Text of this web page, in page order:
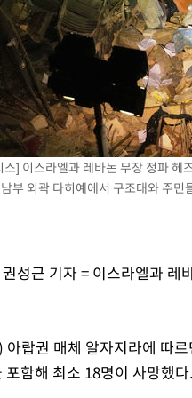
] 이스라엘과 레바논 무장 정파 헤
부 외곽 다히예에서 구조대와 주
성근 기자 = 이스라엘과 레
랍권 매체 알자지라에 따
포함해 최소 18명이 사망했다.